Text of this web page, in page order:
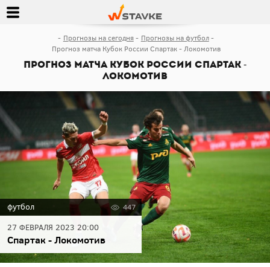
Прогнозы на сегодня
Прогнозы на футбол
Прогноз матча Кубок России Спартак - Локомотив
Прогноз матча Кубок России Спартак -
Локомотив
футбол 447
27 ФЕВРАЛЯ 2023 20:00
Спартак - Локомотив